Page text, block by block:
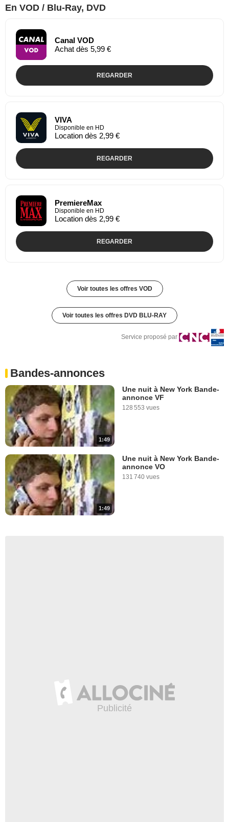
En VOD / Blu-Ray, DVD
Canal VOD
Achat dès 5,99 €
REGARDER
VIVA
Disponible en HD
Location dès 2,99 €
REGARDER
PremiereMax
Disponible en HD
Location dès 2,99 €
REGARDER
Voir toutes les offres VOD
Voir toutes les offres DVD BLU-RAY
Service proposé par
Bandes-annonces
1:49
Une nuit à New York Bande-
annonce VF
128 553 vues
1:49
Une nuit à New York Bande-
annonce VO
131 740 vues